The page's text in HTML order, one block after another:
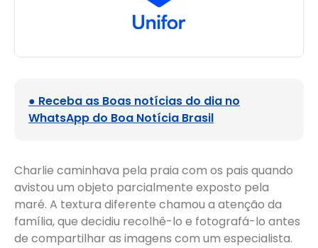
● Receba as Boas notícias do dia no
WhatsApp do Boa Notícia Brasil
Charlie caminhava pela praia com os pais quando
avistou um objeto parcialmente exposto pela
maré. A textura diferente chamou a atenção da
família, que decidiu recolhê-lo e fotografá-lo antes
de compartilhar as imagens com um especialista.